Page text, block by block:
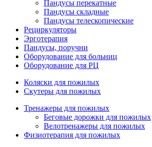
Пандусы перекатные
Пандусы складные
Пандусы телескопические
Рециркуляторы
Эрготерапия
Пандусы, поручни
Оборудование для больниц
Оборудование для РЦ
Коляски для пожилых
Скутеры для пожилых
Тренажеры для пожилых
Беговые дорожки для пожилых
Велотренажеры для пожилых
Физиотерапия для пожилых